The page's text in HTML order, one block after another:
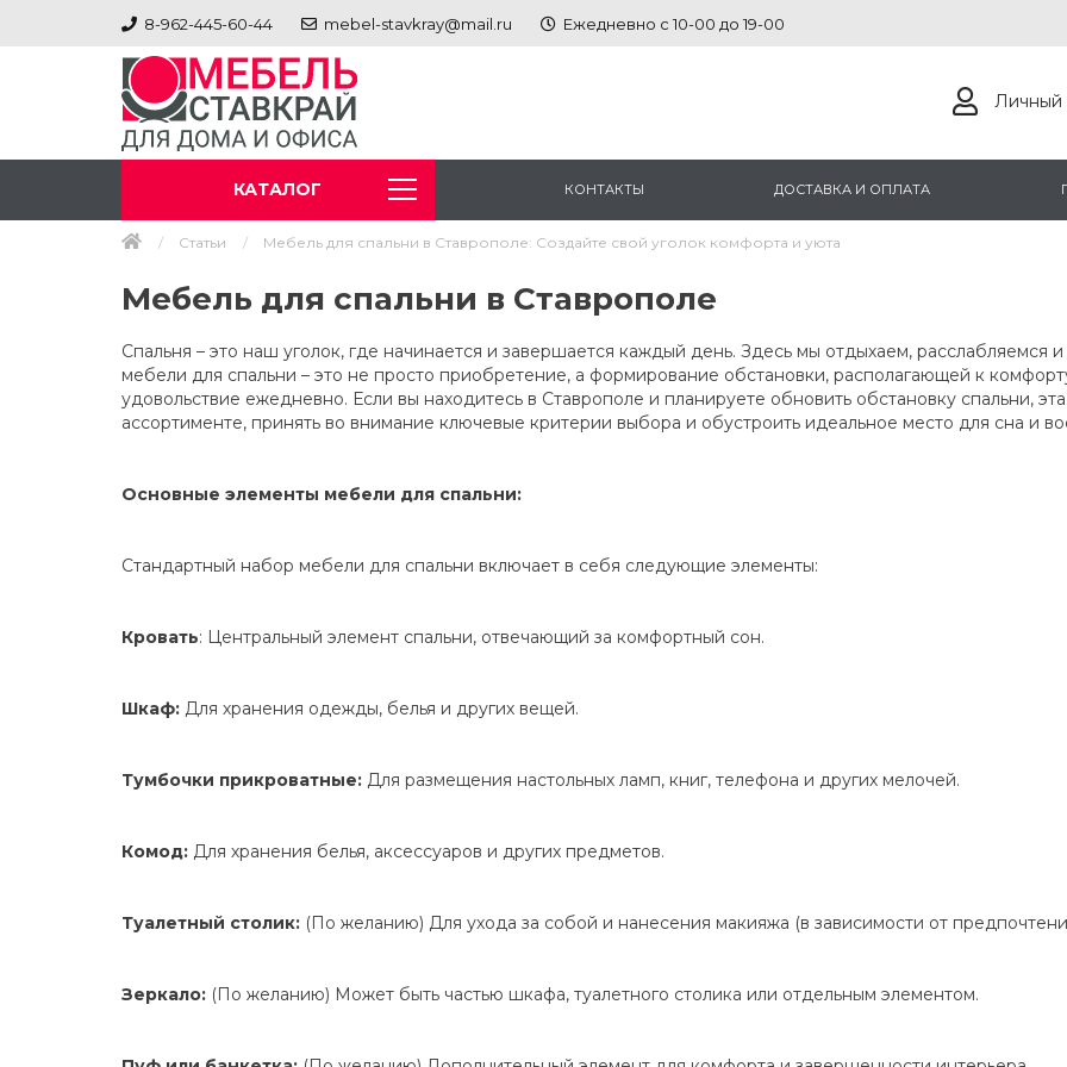
8-962-445-60-44 mebel-stavkray@mail.ru Ежедневно с 10-00 до 19-00
Личный
КАТАЛОГ КОНТАКТЫ ДОСТАВКА И ОПЛАТА
Статьи Мебель для спальни в Ставрополе: Создайте свой уголок комфорта и уюта
Мебель для спальни в Ставрополе
Спальня – это наш уголок, где начинается и завершается каждый день. Здесь мы отдыхаем,
мебели для спальни – это не просто приобретение, а формирование обстановки, располагающей к
удовольствие ежедневно. Если вы находитесь в Ставрополе и планируете обновить обстановку спальни,
ассортименте, принять во внимание ключевые критерии выбора и обустроить идеальное место для сна и
Основные элементы мебели для спальни:
Стандартный набор мебели для спальни включает в себя следующие элементы:
Кровать: Центральный элемент спальни, отвечающий за комфортный сон.
Шкаф: Для хранения одежды, белья и других вещей.
Тумбочки прикроватные: Для размещения настольных ламп, книг, телефона и других мелочей.
Комод: Для хранения белья, аксессуаров и других предметов.
Туалетный столик: (По желанию) Для ухода за собой и нанесения макияжа (в зависимости от
Зеркало: (По желанию) Может быть частью шкафа, туалетного столика или отдельным элементом.